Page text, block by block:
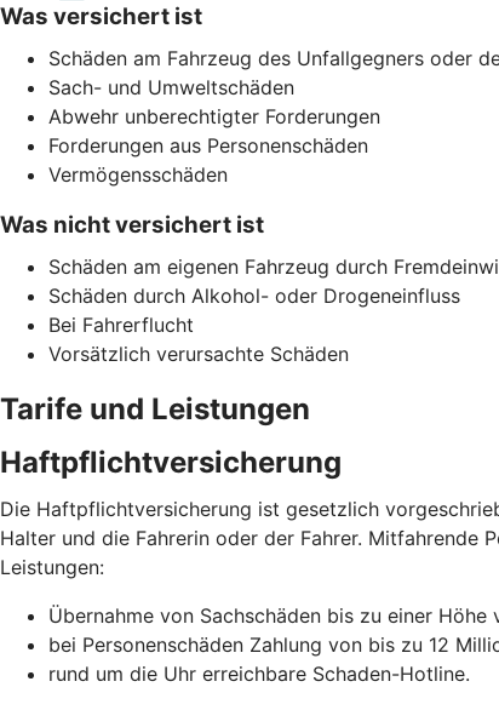
Was versichert ist
Schäden am Fahrzeug des Unfallgegners oder
Sach- und Umweltschäden
Abwehr unberechtigter Forderungen
Forderungen aus Personenschäden
Vermögensschäden
Was nicht versichert ist
Schäden am eigenen Fahrzeug durch
Schäden durch Alkohol- oder Drogeneinfluss
Bei Fahrerflucht
Vorsätzlich verursachte Schäden
Tarife und Leistungen
Haftpflichtversicherung
Die Haftpflichtversicherung ist gesetzlich
Halter und die Fahrerin oder der Fahrer. Mitfahrende
Leistungen:
Übernahme von Sachschäden bis zu einer Höhe
bei Personenschäden Zahlung von bis zu 12
rund um die Uhr erreichbare Schaden-Hotline.